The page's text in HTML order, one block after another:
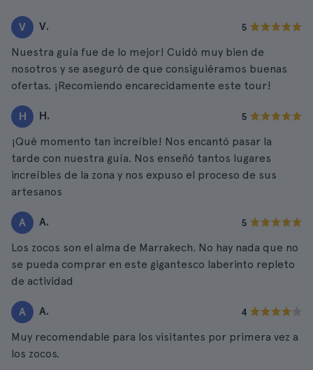
V V. 5
Nuestra guía fue de lo mejor! Cuidó muy bien de
nosotros y se aseguró de que consiguiéramos buenas
ofertas. ¡Recomiendo encarecidamente este tour!
H H. 5
¡Qué momento tan increíble! Nos encantó pasar la
tarde con nuestra guía. Nos enseñó tantos lugares
increíbles de la zona y nos expuso el proceso de sus
artesanos
A A. 5
Los zocos son el alma de Marrakech. No hay nada que no
se pueda comprar en este gigantesco laberinto repleto
de actividad
A A. 4
Muy recomendable para los visitantes por primera vez a
los zocos.